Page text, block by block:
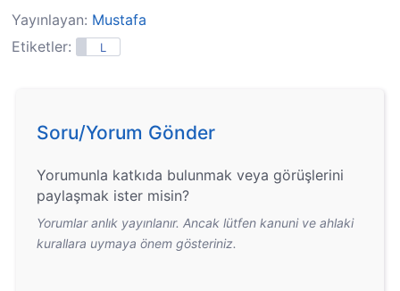
Yayınlayan: Mustafa
Etiketler:
L
Soru/Yorum Gönder
Yorumunla katkıda bulunmak veya görüşlerini
paylaşmak ister misin?
Yorumlar anlık yayınlanır. Ancak lütfen kanuni ve ahlaki
kurallara uymaya önem gösteriniz.